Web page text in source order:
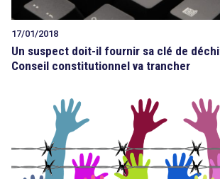
17/01/2018
Un suspect doit-il fournir sa clé de
Conseil constitutionnel va trancher